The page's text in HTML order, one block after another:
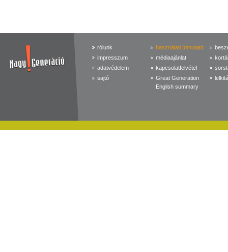
rólunk
impresszum
adatvédelem
sajtó
használati útmutató
médiaajánlat
kapcsolatfelvétel
Great Generation
English summary